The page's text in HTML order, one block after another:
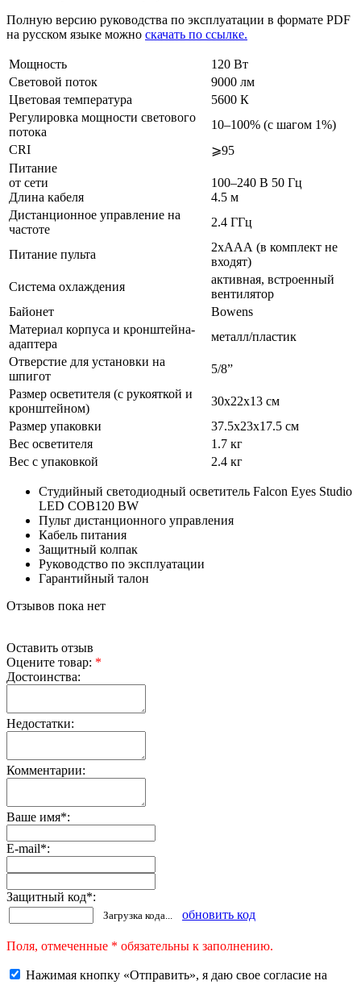
Полную версию руководства по эксплуатации в формате PDF
на русском языке можно скачать по ссылке.
Мощность
120 Вт
Световой поток
9000 лм
Цветовая температура
5600 К
Регулировка мощности светового
потока
10–100% (с шагом 1%)
CRI
⩾95
Питание
от сети
Длина кабеля
100–240 В 50 Гц
4.5 м
Дистанционное управление на
частоте
2.4 ГГц
Питание пульта
2хААА (в комплект не
входят)
Система охлаждения
активная, встроенный
вентилятор
Байонет
Bowens
Материал корпуса и кронштейна-
адаптера
металл/пластик
Отверстие для установки на
шпигот
5/8”
Размер осветителя (с рукояткой и
кронштейном)
30х22х13 см
Размер упаковки
37.5х23х17.5 см
Вес осветителя
1.7 кг
Вес с упаковкой
2.4 кг
Студийный светодиодный осветитель Falcon Eyes Studio
LED COB120 BW
Пульт дистанционного управления
Кабель питания
Защитный колпак
Руководство по эксплуатации
Гарантийный талон
Отзывов пока нет
Оставить отзыв
Оцените товар: *
Достоинства:
Недостатки:
Комментарии:
Ваше имя*:
E-mail*:
Защитный код*:
Загрузка кода... обновить код
Поля, отмеченные * обязательны к заполнению.
Нажимая кнопку «Отправить», я даю свое согласие на